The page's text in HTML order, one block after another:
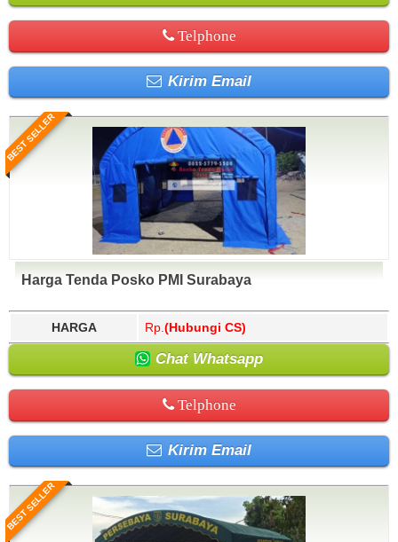
Telphone
Kirim Email
BEST SELLER
Harga Tenda Posko PMI Surabaya
HARGA Rp. (Hubungi CS)
Chat Whatsapp
Telphone
Kirim Email
BEST SELLER